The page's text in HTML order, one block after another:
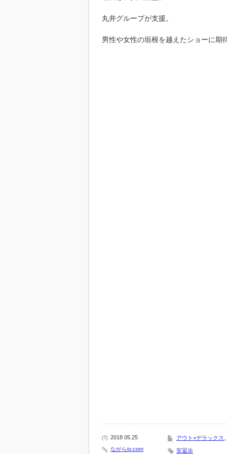
丸井グループが支援。
男性や女性の垣根を越えたショーに期
2018 05.25
ながらtv.com
アウト×デラックス
安冨歩